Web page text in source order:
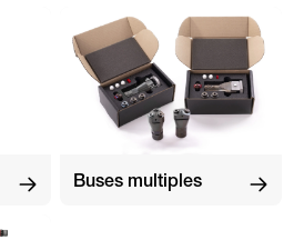
Buses multiples